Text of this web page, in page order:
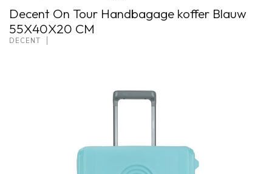
Decent On Tour Handbagage koffer Blauw
55X40X20 CM
DECENT